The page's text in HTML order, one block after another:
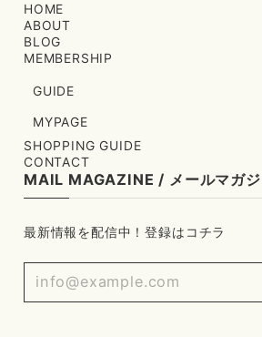
HOME
ABOUT
BLOG
MEMBERSHIP
GUIDE
MYPAGE
SHOPPING GUIDE
CONTACT
MAIL MAGAZINE / メールマガジ
最新情報を配信中！登録はコチラ